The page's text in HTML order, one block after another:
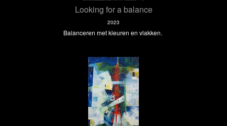
Looking for a balance
2023
Balanceren met kleuren en vlakken.